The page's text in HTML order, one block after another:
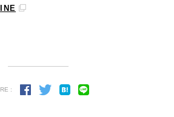
: